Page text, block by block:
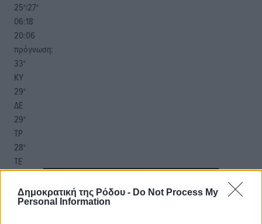
Δημοκρατική της Ρόδου - Do Not Process My
Personal Information
25°/27°
06:18
20:06
πρόγνωση:
33°
ΚΥ
29°
ΔΕ
29°
ΤΡ
28°
ΤΕ